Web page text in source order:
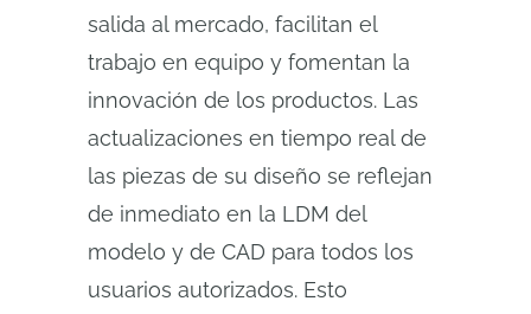
salida al mercado, facilitan el
trabajo en equipo y fomentan la
innovación de los productos. Las
actualizaciones en tiempo real de
las piezas de su diseño se reflejan
de inmediato en la LDM del
modelo y de CAD para todos los
usuarios autorizados. Esto